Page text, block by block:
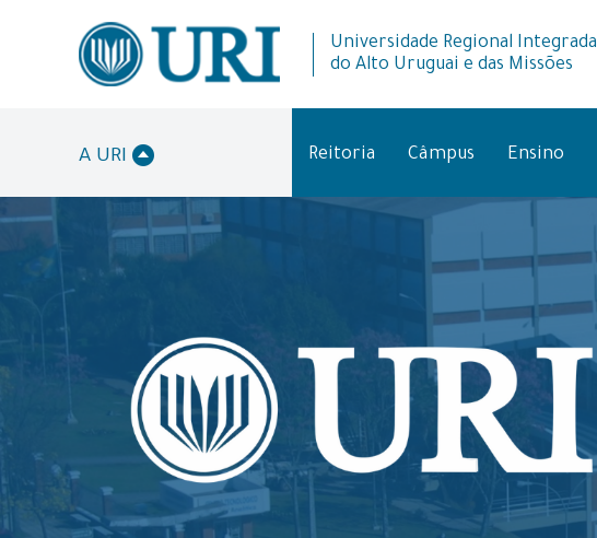
Universidade Regional Integrada
do Alto Uruguai e das Missões
A URI Reitoria Câmpus Ensino